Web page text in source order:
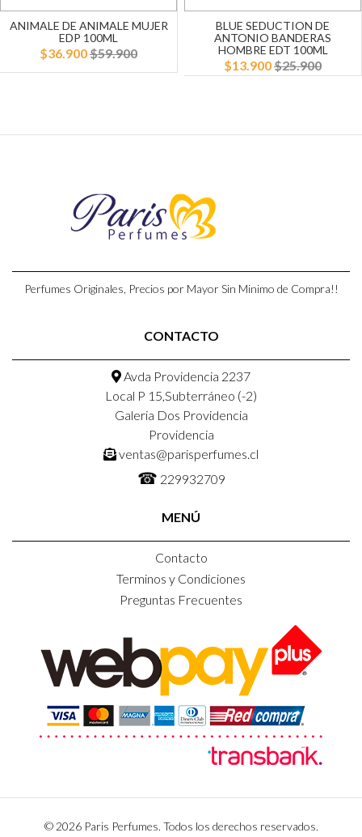
ANIMALE DE ANIMALE MUJER
EDP 100ML
$36.900$59.900
BLUE SEDUCTION DE
ANTONIO BANDERAS
HOMBRE EDT 100ML
$13.900$25.900
Perfumes Originales, Precios por Mayor Sin Minimo de Compra!!
CONTACTO
Avda Providencia 2237
Local P 15,Subterráneo (-2)
Galeria Dos Providencia
Providencia
ventas@parisperfumes.cl
☎ 229932709
MENÚ
Contacto
Terminos y Condiciones
Preguntas Frecuentes
© 2026 Paris Perfumes. Todos los derechos reservados.